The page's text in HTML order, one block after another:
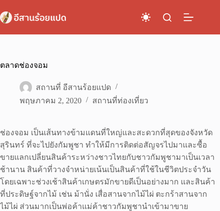
to
content
ตลาดช่องจอม
สถานที่ อีสานร้อยแปด
พฤษภาคม 2, 2020
สถานที่ท่องเที่ยว
ช่องจอม เป็นเส้นทางข้ามแดนที่ใหญ่และสะดวกที่สุดของจังหวัด
สุรินทร์ ที่จะไปยังกัมพูชา ทำให้มีการติดต่อสัญจรไปมาและซื้อ
ขายแลกเปลี่ยนสินค้าระหว่างชาวไทยกับชาวกัมพูชามาเป็นเวลา
ช้านาน สินค้าที่วางจำหน่ายเน้นเป็นสินค้าที่ใช้ในชีวิตประจำวัน
โดยเฉพาะช่วงเช้าสินค้าเกษตรมักขายดีเป็นอย่างมาก และสินค้า
ที่ประดิษฐ์จากไม้ เช่น ม้านั่ง เสื่อสานจากไม้ไผ่ ตะกร้าสานจาก
ไม้ไผ่ ส่วนมากเป็นพ่อค้าแม่ค้าชาวกัมพูชานำเข้ามาขาย